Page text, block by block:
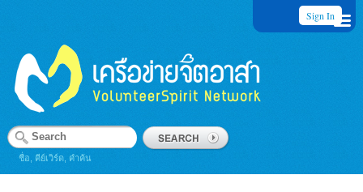
Sign In
ชื่อ, คีย์เวิร์ด, คำค้น